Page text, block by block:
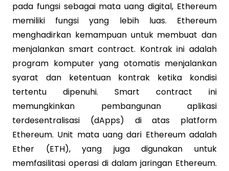
pada fungsi sebagai mata uang digital, Ethereum
memiliki fungsi yang lebih luas. Ethereum
menghadirkan kemampuan untuk membuat dan
menjalankan smart contract. Kontrak ini adalah
program komputer yang otomatis menjalankan
syarat dan ketentuan kontrak ketika kondisi
tertentu dipenuhi. Smart contract ini
memungkinkan pembangunan aplikasi
terdesentralisasi (dApps) di atas platform
Ethereum. Unit mata uang dari Ethereum adalah
Ether (ETH), yang juga digunakan untuk
memfasilitasi operasi di dalam jaringan Ethereum.